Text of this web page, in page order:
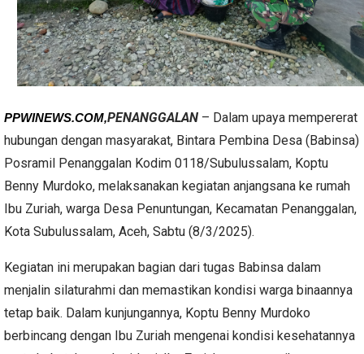
PPWINEWS.COM,PENANGGALAN – Dalam upaya mempererat
hubungan dengan masyarakat, Bintara Pembina Desa (Babinsa)
Posramil Penanggalan Kodim 0118/Subulussalam, Koptu
Benny Murdoko, melaksanakan kegiatan anjangsana ke rumah
Ibu Zuriah, warga Desa Penuntungan, Kecamatan Penanggalan,
Kota Subulussalam, Aceh, Sabtu (8/3/2025).
Kegiatan ini merupakan bagian dari tugas Babinsa dalam
menjalin silaturahmi dan memastikan kondisi warga binaannya
tetap baik. Dalam kunjungannya, Koptu Benny Murdoko
berbincang dengan Ibu Zuriah mengenai kondisi kesehatannya